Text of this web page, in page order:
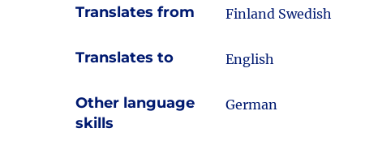
Translates from Finland Swedish
Translates to English
Other language
skills
German